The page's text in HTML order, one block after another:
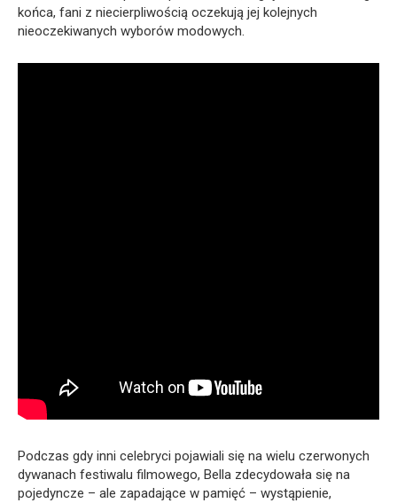
końca, fani z niecierpliwością oczekują jej kolejnych
nieoczekiwanych wyborów modowych.
Podczas gdy inni celebryci pojawiali się na wielu czerwonych
dywanach festiwalu filmowego, Bella zdecydowała się na
pojedyncze – ale zapadające w pamięć – wystąpienie,